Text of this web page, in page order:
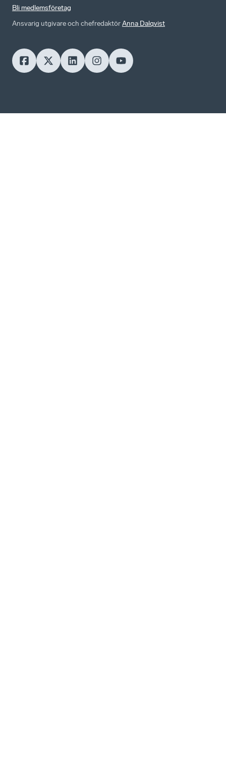
Bli medlemsföretag
Ansvarig utgivare och chefredaktörAnna Dalqvist